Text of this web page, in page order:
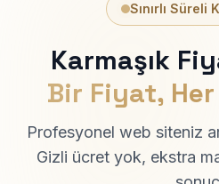
Sınırlı Süreli
Karmaşık
Bir Fiyat,
Profesyonel web siteniz
Gizli ücret yok, ekstra